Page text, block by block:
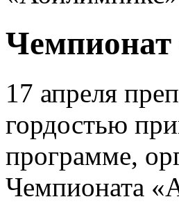
17 апреля
гордостью
программе,
Чемпионата